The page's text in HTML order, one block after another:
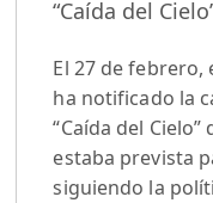
“Caída del
El 27 de
ha notificado la
“Caída del
estaba prevista
siguiendo la